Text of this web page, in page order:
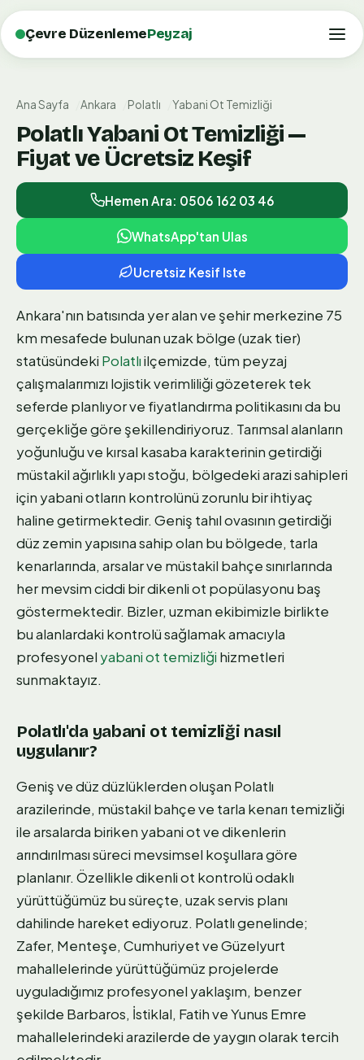
Çevre DüzenlemePeyzaj
Ana Sayfa Ankara Polatlı Yabani Ot Temizliği
Polatlı Yabani Ot Temizliği —
Fiyat ve Ücretsiz Keşif
Hemen Ara: 0506 162 03 46
WhatsApp'tan Ulas
Ucretsiz Kesif Iste
Ankara'nın batısında yer alan ve şehir merkezine 75
km mesafede bulunan uzak bölge (uzak tier)
statüsündeki Polatlıilçemizde, tüm peyzaj
çalışmalarımızı lojistik verimliliği gözeterek tek
seferde planlıyor ve fiyatlandırma politikasını da bu
gerçekliğe göre şekillendiriyoruz. Tarımsal alanların
yoğunluğu ve kırsal kasaba karakterinin getirdiği
müstakil ağırlıklı yapı stoğu, bölgedeki arazi sahipleri
için yabani otların kontrolünü zorunlu bir ihtiyaç
haline getirmektedir. Geniş tahıl ovasının getirdiği
düz zemin yapısına sahip olan bu bölgede, tarla
kenarlarında, arsalar ve müstakil bahçe sınırlarında
her mevsim ciddi bir dikenli ot popülasyonu baş
göstermektedir. Bizler, uzman ekibimizle birlikte
bu alanlardaki kontrolü sağlamak amacıyla
profesyonel yabani ot temizliği hizmetleri
sunmaktayız.
Polatlı'da yabani ot temizliği nasıl
uygulanır?
Geniş ve düz düzlüklerden oluşan Polatlı
arazilerinde, müstakil bahçe ve tarla kenarı temizliği
ile arsalarda biriken yabani ot ve dikenlerin
arındırılması süreci mevsimsel koşullara göre
planlanır. Özellikle dikenli ot kontrolü odaklı
yürüttüğümüz bu süreçte, uzak servis planı
dahilinde hareket ediyoruz. Polatlı genelinde;
Zafer, Menteşe, Cumhuriyet ve Güzelyurt
mahallelerinde yürüttüğümüz projelerde
uyguladığımız profesyonel yaklaşım, benzer
şekilde Barbaros, İstiklal, Fatih ve Yunus Emre
mahallelerindeki arazilerde de yaygın olarak tercih